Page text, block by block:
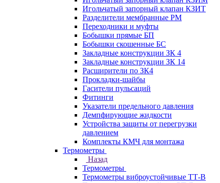
Игольчатый запорный клапан КЗИТ
Разделители мембранные РМ
Переходники и муфты
Бобышки прямые БП
Бобышки скошенные БС
Закладные конструкции ЗК 4
Закладные конструкции ЗК 14
Расширители по ЗК4
Прокладки-шайбы
Гасители пульсаций
Фитинги
Указатели предельного давления
Демпфирующие жидкости
Устройства защиты от перегрузки
давлением
Комплекты КМЧ для монтажа
Термометры
Назад
Термометры
Термометры виброустойчивые ТТ-В